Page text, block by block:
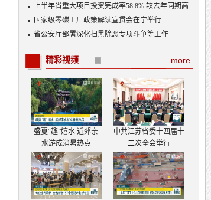
业治理“老大难”
上半年省重大项目投资完成率58.8% 较去年同期高
出3.5个百分点
国家级零碳工厂政策解读宣贯会在宁举行
省公安厅部署深化扫黑除恶专项斗争等工作
more
精彩视频
盛夏“趣”嬉水 近郊亲
水游成消暑热点
中共江苏省委十四届十
二次全会举行